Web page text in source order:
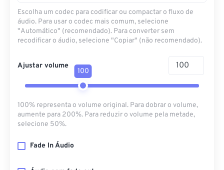
Escolha um codec para codificar ou compactar o fluxo de
áudio. Para usar o codec mais comum, selecione
"Automático" (recomendado). Para converter sem
recodificar o áudio, selecione "Copiar" (não recomendado).
Ajustar volume
100
100% representa o volume original. Para dobrar o volume,
aumente para 200%. Para reduzir o volume pela metade,
selecione 50%.
Fade In Áudio